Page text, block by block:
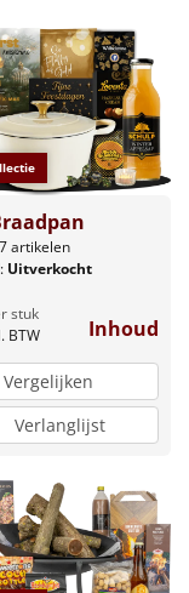
artikelen
Uitverkocht
stuk
BTW Inhoud
Vergelijken
Verlanglijst